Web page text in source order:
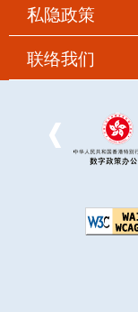
私隐政策
联络我们